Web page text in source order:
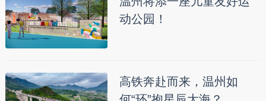
动公园！
高铁奔赴而来，温州如